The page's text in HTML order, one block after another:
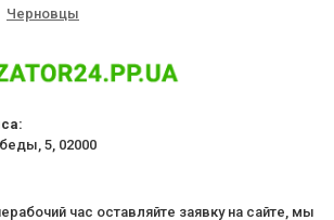
Черновцы
5, 02000
час оставляйте заявку на сайте, мы